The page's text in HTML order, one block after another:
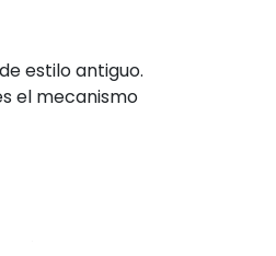
estilo antiguo.
el mecanismo